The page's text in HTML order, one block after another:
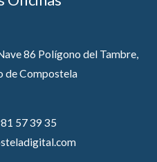
86 Polígono del Tambre,
de Compostela
57 39 35